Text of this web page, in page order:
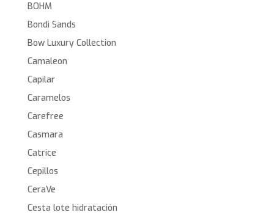
BOHM
Bondi Sands
Bow Luxury Collection
Camaleon
Capilar
Caramelos
Carefree
Casmara
Catrice
Cepillos
CeraVe
Cesta lote hidratación